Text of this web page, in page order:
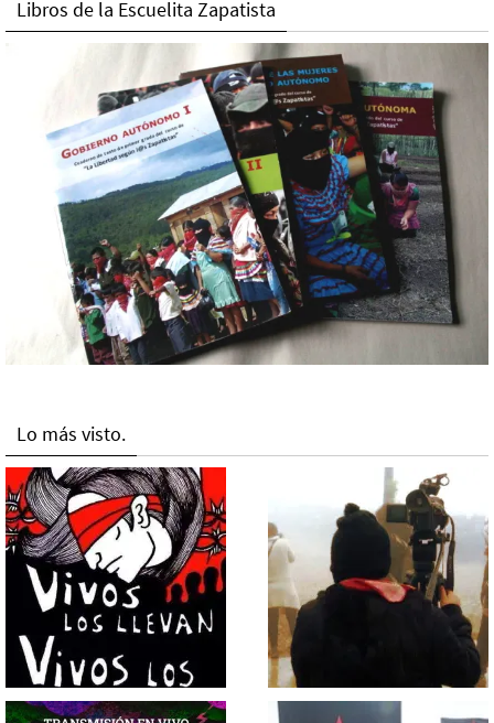
Libros de la Escuelita Zapatista
Lo más visto.